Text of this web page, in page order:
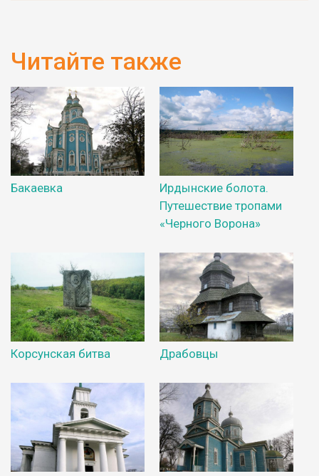
Читайте также
Бакаевка
Ирдынские болота.
Путешествие тропами
«Черного Ворона»
Корсунская битва Драбовцы